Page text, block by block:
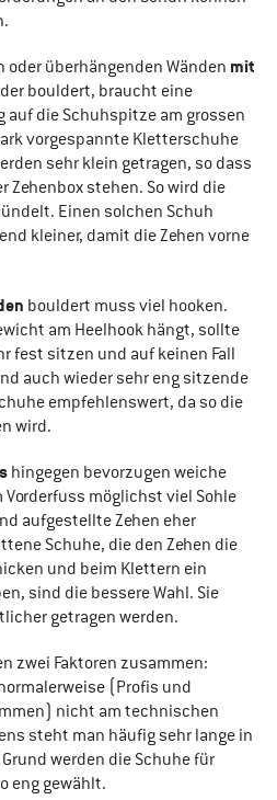
oder überhängenden Wänden mit
bouldert, braucht eine
die Schuhspitze am grossen
vorgespannte Kletterschuhe
sehr klein getragen, so dass
Zehenbox stehen. So wird die
Einen solchen Schuh
kleiner, damit die Zehen vorne
bouldert muss viel hooken.
am Heelhook hängt, sollte
fest sitzen und auf keinen Fall
auch wieder sehr eng sitzende
empfehlenswert, da so die
wird.
hingegen bevorzugen weiche
Vorderfuss möglichst viel Sohle
aufgestellte Zehen eher
Schuhe, die den Zehen die
und beim Klettern ein
sind die bessere Wahl. Sie
getragen werden.
zwei Faktoren zusammen:
(Profis und
nicht am technischen
steht man häufig sehr lange in
werden die Schuhe für
eng gewählt.